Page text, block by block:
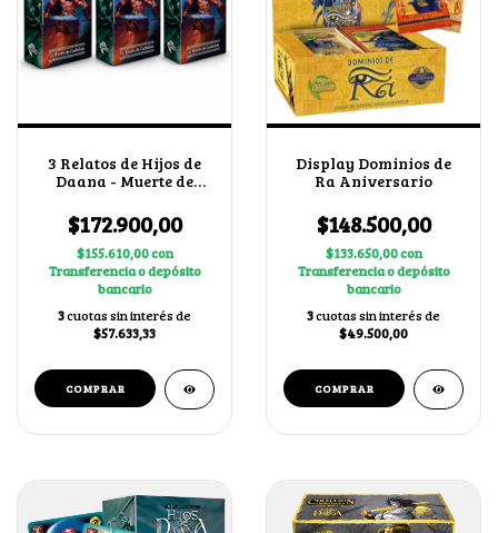
3 Relatos de Hijos de
Daana - Muerte de
secretas al azar
$172.900,00
$155.610,00con
Transferencia o depósito
bancario
3cuotas sin interés de
$57.633,33
Display Dominios de
Ra Aniversario
$148.500,00
$133.650,00con
Transferencia o depósito
bancario
3cuotas sin interés de
$49.500,00